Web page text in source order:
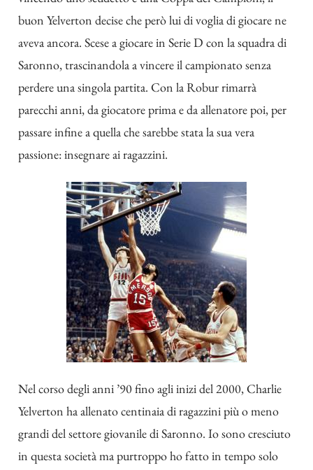
buon Yelverton decise che però lui di voglia di giocare ne
aveva ancora. Scese a giocare in Serie D con la squadra di
Saronno, trascinandola a vincere il campionato senza
perdere una singola partita. Con la Robur rimarrà
parecchi anni, da giocatore prima e da allenatore poi, per
passare infine a quella che sarebbe stata la sua vera
passione: insegnare ai ragazzini.
Nel corso degli anni ’90 fino agli inizi del 2000, Charlie
Yelverton ha allenato centinaia di ragazzini più o meno
grandi del settore giovanile di Saronno. Io sono cresciuto
in questa società ma purtroppo ho fatto in tempo solo